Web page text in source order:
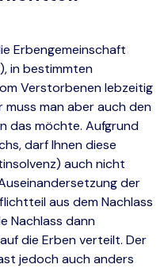
Erbengemeinschaft
in bestimmten
Verstorbenen lebzeitig
muss man aber auch den
das möchte. Aufgrund
darf Ihnen diese
auch nicht
der
aus dem Nachlass
Nachlass dann
die Erben verteilt. Der
jedoch auch anders